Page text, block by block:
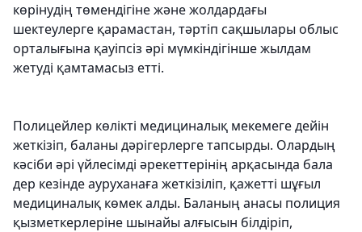
көрінудің төмендігіне және жолдардағы
шектеулерге қарамастан, тәртіп сақшылары облыс
орталығына қауіпсіз әрі мүмкіндігінше жылдам
жетуді қамтамасыз етті.
Полицейлер көлікті медициналық мекемеге дейін
жеткізіп, баланы дәрігерлерге тапсырды. Олардың
кәсіби әрі үйлесімді әрекеттерінің арқасында бала
дер кезінде ауруханаға жеткізіліп, қажетті шұғыл
медициналық көмек алды. Баланың анасы полиция
қызметкерлеріне шынайы алғысын білдіріп,